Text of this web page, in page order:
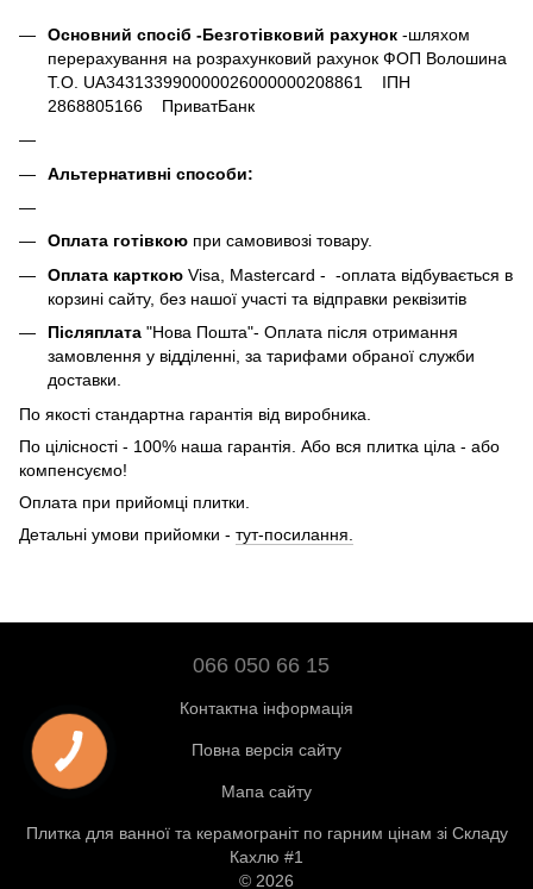
Основний спосіб -Безготівковий рахунок -шляхом
перерахування на розрахунковий рахунок ФОП Волошина
Т.О. UA343133990000026000000208861 ІПН
2868805166 ПриватБанк
Альтернативні способи:
Оплата готівкою при самовивозі товару.
Оплата карткою Visa, Mastercard - -оплата відбувається в
корзині сайту, без нашої участі та відправки реквізитів
Післяплата "Нова Пошта"- Оплата після отримання
замовлення у відділенні, за тарифами обраної служби
доставки.
По якості стандартна гарантія від виробника.
По цілісності - 100% наша гарантія. Або вся плитка ціла - або
компенсуємо!
Оплата при прийомці плитки.
Детальні умови прийомки - тут-посилання.
066 050 66 15
Контактна інформація
Повна версія сайту
Мапа сайту
Плитка для ванної та керамограніт по гарним цінам зі Складу
Кахлю #1
© 2026